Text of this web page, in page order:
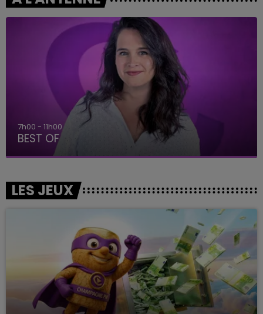
7h00 - 11h00
BEST OF
LES JEUX